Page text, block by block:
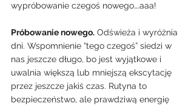
wypróbowanie czegoś nowego….aaa!
Próbowanie nowego. Odświeża i wyróżnia
dni. Wspomnienie “tego czegoś” siedzi w
nas jeszcze długo, bo jest wyjątkowe i
uwalnia większą lub mniejszą ekscytację
przez jeszcze jakiś czas. Rutyna to
bezpieczeństwo, ale prawdziwą energię